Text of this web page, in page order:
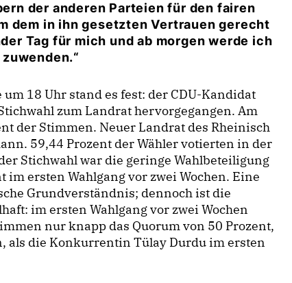
der anderen Parteien für den fairen
dem in ihn gesetzten Vertrauen gerecht
Tag für mich und ab morgen werde ich
18 Uhr stand es fest: der CDU-Kandidat
zum Landrat hervorgegangen. Am
der Stimmen. Neuer Landrat des Rheinisch
59,44 Prozent der Wähler votierten in der
Stichwahl war die geringe Wahlbeteiligung
ersten Wahlgang vor zwei Wochen. Eine
Grundverständnis; dennoch ist die
im ersten Wahlgang vor zwei Wochen
nur knapp das Quorum von 50 Prozent,
als die Konkurrentin Tülay Durdu im ersten